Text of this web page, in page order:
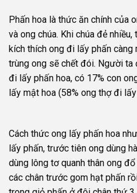
Phấn hoa là thức ăn chính của
và ong chúa. Khi chúa đẻ
kích thích ong đi lấy phấn càng
trùng ong sẽ chết đói. Người
đi lấy phấn hoa, có 17% con
lấy mật hoa (58% ong thợ đi
Cách thức ong lấy phấn hoa
lấy phấn, trước tiên ong dùng
dùng lông tơ quanh thân ong
các chân trước gom hạt phấn